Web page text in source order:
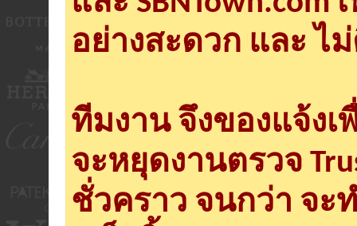
อย่างสะดวก และ ไ
ทีมงาน จึงของแจ้ง
จะหยุดงานตรวจ
ชั่วคราว จนกว่า จะ